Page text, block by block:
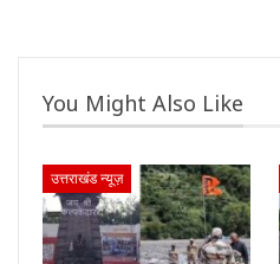
You Might Also Like
उत्तराखंड न्यूज़